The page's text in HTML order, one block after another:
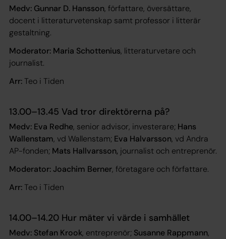
Medv: Gunnar D. Hansson, författare, översättare,
docent i litteraturvetenskap samt professor i litterär
gestaltning.
Moderator: Maria Schottenius, litteraturvetare och
journalist.
Arr:Teo i Tiden
13.00–13.45 Vad tror direktörerna på?
Medv: Eva Redhe, senior advisor, investerare; Hans
Wallenstam, vd Wallenstam; Eva Halvarsson, vd Andra
AP-fonden; Mats Hallvarsson, journalist och entreprenör.
Moderator: Joachim Berner, företagare och författare.
Arr:Teo i Tiden
14.00–14.20 Hur mäter vi värde i samhället
Medv: Stefan Krook, entreprenör; Susanne Rappmann,